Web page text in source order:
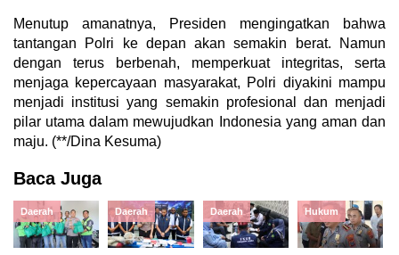
Menutup amanatnya, Presiden mengingatkan bahwa
tantangan Polri ke depan akan semakin berat. Namun
dengan terus berbenah, memperkuat integritas, serta
menjaga kepercayaan masyarakat, Polri diyakini mampu
menjadi institusi yang semakin profesional dan menjadi
pilar utama dalam mewujudkan Indonesia yang aman dan
maju. (**/Dina Kesuma)
Baca Juga
Daerah Daerah Daerah Hukum